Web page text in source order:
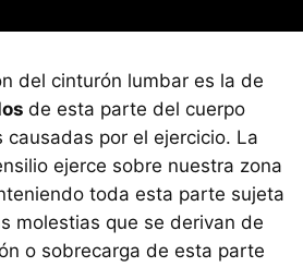
del cinturón lumbar es la de
de esta parte del cuerpo
causadas por el ejercicio. La
ejerce sobre nuestra zona
toda esta parte sujeta
molestias que se derivan de
o sobrecarga de esta parte